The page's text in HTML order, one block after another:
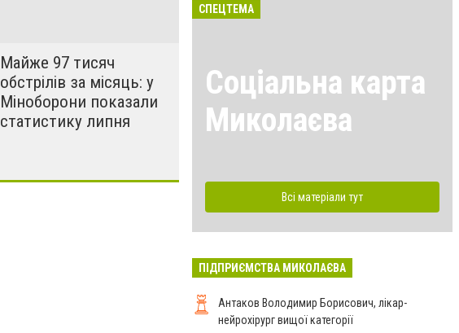
Майже 97 тисяч
обстрілів за місяць: у
Міноборони показали
статистику липня
СПЕЦТЕМА
Соціальна карта
Миколаєва
Всі матеріали тут
ПІДПРИЄМСТВА МИКОЛАЄВА
Антаков Володимир Борисович, лікар-
нейрохірург вищої категорії